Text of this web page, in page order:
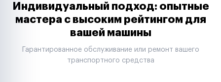
Таксопарки
Автодилеры
Строительные компании
Аренда спецтехники
Индивидуальный подход: опытные
мастера с высоким рейтингом для
вашей машины
Гарантированное обслуживание или ремонт вашего
транспортного средства